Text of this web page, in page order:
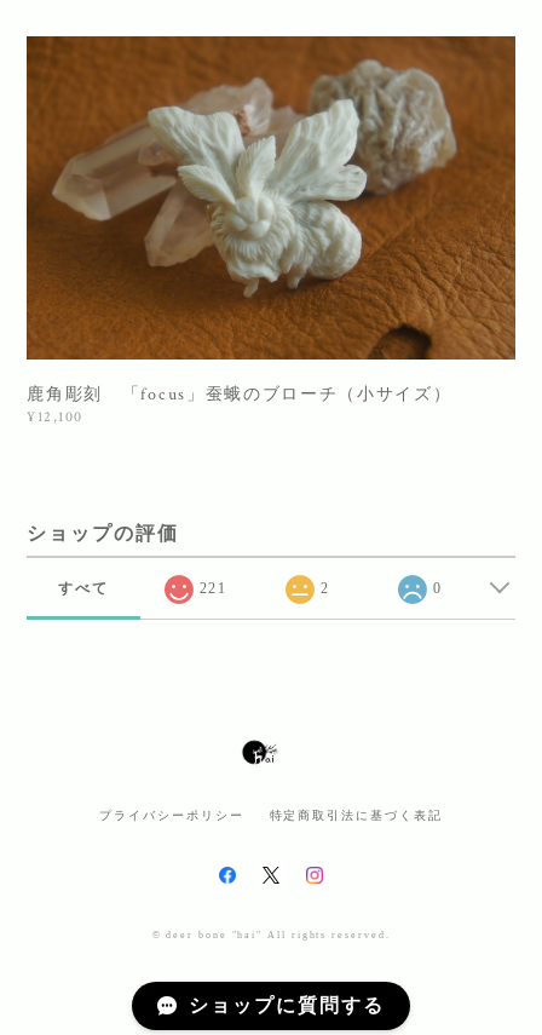
鹿角彫刻 「focus」蚕蛾のブローチ（小サイズ）
¥12,100
ショップの評価
すべて 221 2 0
プライバシーポリシー 特定商取引法に基づく表記
© deer bone "hai" All rights reserved.
ショップに質問する